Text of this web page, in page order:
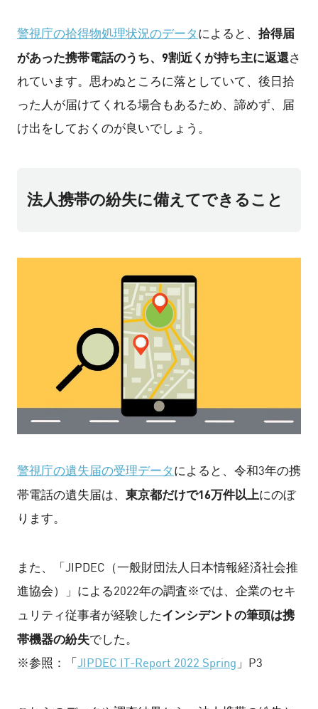
警視庁の拾得物処理状況のデータ によると、 拾得届
があった携帯電話のうち、9割近くが持ち主に返還さ
れています。思わぬところに落としていて、後日拾
った人が届けてくれる場合もあるため、諦めず、届
け出をしておくのが良いでしょう。
法人携帯の紛失に備えてできること
警視庁の遺失届の受理データ によると、令和3年の携
帯電話の遺失届は、 東京都だけで16万件以上にのぼ
ります。
また、「JIPDEC（一般財団法人日本情報経済社会推
進協会）」による2022年の調査※では、企業のセキ
ュリティ従事者が経験したインシデントの筆頭は携
帯機器の紛失でした。
※参照：「 JIPDEC IT-Report 2022 Spring 」P3